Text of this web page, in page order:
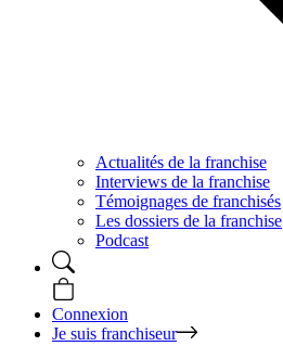
Actualités de la franchise
Interviews de la franchise
Témoignages de franchisés
Les dossiers de la franchise
Podcast
Connexion
Je suis franchiseur